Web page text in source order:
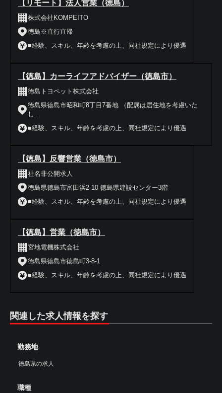
【リモート】法人営業（徳島）
株式会社KOMPEITO
徳島※直行直帰
■経験、スキル、年齢を考慮の上、同社規定により優遇
【徳島】カーライフアドバイザー（徳島市）
徳島トヨペット株式会社
徳島県徳島市昭和町8丁目7番地 （配属は居住地を考慮いた
し...
■経験、スキル、年齢を考慮の上、同社規定により優遇
【徳島】反響営業（徳島市）
社名非公開求人
徳島県徳島市富田浜2-10 徳島県建設センター3階
■経験、スキル、年齢を考慮の上、同社規定により優遇
【徳島】営業（徳島市）
宮地電機株式会社
徳島県徳島市徳島町3-8-1
■経験、スキル、年齢を考慮の上、同社規定により優遇
関連した求人情報を探す
勤務地
徳島県の求人
職種